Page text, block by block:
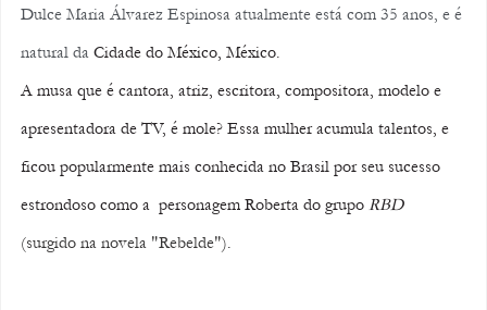
Dulce Maria Álvarez Espinosa atualmente está com 35 anos, e é
natural da Cidade do México, México.
A musa que é cantora, atriz, escritora, compositora, modelo e
apresentadora de TV, é mole? Essa mulher acumula talentos, e
ficou popularmente mais conhecida no Brasil por seu sucesso
estrondoso como a  personagem Roberta do grupo RBD
(surgido na novela "Rebelde").